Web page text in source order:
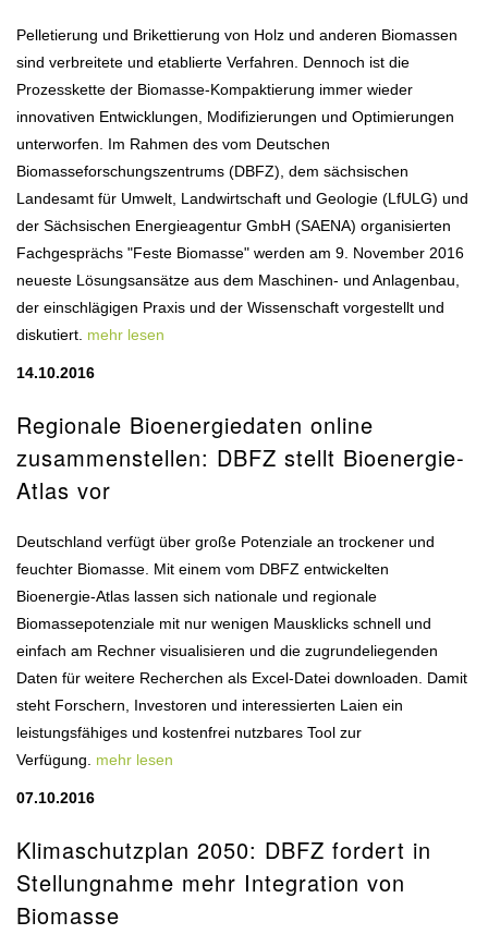
Pelletierung und Brikettierung von Holz und anderen Biomassen
sind verbreitete und etablierte Verfahren. Dennoch ist die
Prozesskette der Biomasse-Kompaktierung immer wieder
innovativen Entwicklungen, Modifizierungen und Optimierungen
unterworfen. Im Rahmen des vom Deutschen
Biomasseforschungszentrums (DBFZ), dem sächsischen
Landesamt für Umwelt, Landwirtschaft und Geologie (LfULG) und
der Sächsischen Energieagentur GmbH (SAENA) organisierten
Fachgesprächs "Feste Biomasse" werden am 9. November 2016
neueste Lösungsansätze aus dem Maschinen- und Anlagenbau,
der einschlägigen Praxis und der Wissenschaft vorgestellt und
diskutiert. mehr lesen
14.10.2016
Regionale Bioenergiedaten online
zusammenstellen: DBFZ stellt Bioenergie-
Atlas vor
Deutschland verfügt über große Potenziale an trockener und
feuchter Biomasse. Mit einem vom DBFZ entwickelten
Bioenergie-Atlas lassen sich nationale und regionale
Biomassepotenziale mit nur wenigen Mausklicks schnell und
einfach am Rechner visualisieren und die zugrundeliegenden
Daten für weitere Recherchen als Excel-Datei downloaden. Damit
steht Forschern, Investoren und interessierten Laien ein
leistungsfähiges und kostenfrei nutzbares Tool zur
Verfügung. mehr lesen
07.10.2016
Klimaschutzplan 2050: DBFZ fordert in
Stellungnahme mehr Integration von
Biomasse